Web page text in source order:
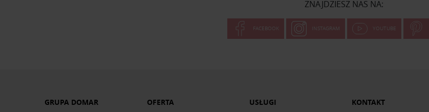
ZNAJDZIESZ NAS NA:
FACEBOOK INSTAGRAM YOUTUBE
GRUPA DOMAR OFERTA USŁUGI KONTAKT